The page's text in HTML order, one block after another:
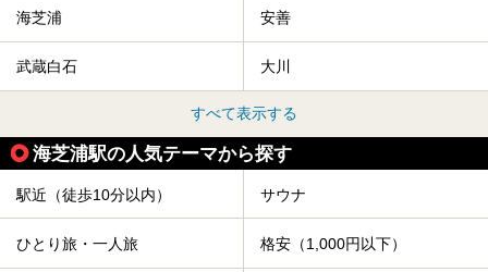
海芝浦 安善
武蔵白石 大川
すべて表示する
海芝浦駅の人気テーマから探す
駅近（徒歩10分以内） サウナ
ひとり旅・一人旅 格安（1,000円以下）